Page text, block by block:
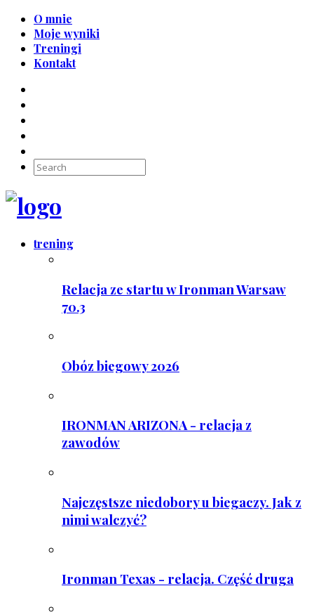
O mnie
Moje wyniki
Treningi
Kontakt
trening
Relacja ze startu w Ironman Warsaw
70.3
Obóz biegowy 2026
IRONMAN ARIZONA - relacja z
zawodów
Najczęstsze niedobory u biegaczy. Jak z
nimi walczyć?
Ironman Texas - relacja. Część druga